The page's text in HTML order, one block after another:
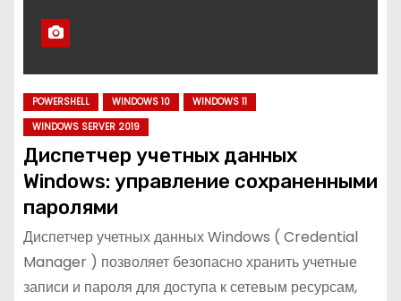
POWERSHELL WINDOWS 10
WINDOWS 11
WINDOWS SERVER 2019
Диспетчер учетных данных
Windows: управление сохраненными
паролями
Диспетчер учетных данных Windows ( Credential
Manager ) позволяет безопасно хранить учетные
записи и пароля для доступа к сетевым ресурсам,